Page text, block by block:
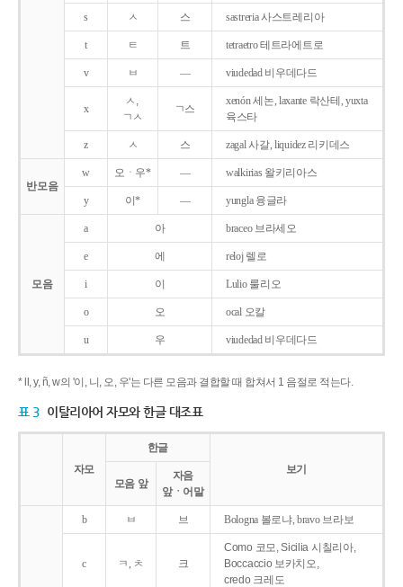
s ㅅ 스 sastreria 사스트레리아
t ㅌ 트 tetraetro 테트라에트로
v ㅂ ― viudedad 비우데다드
x
ㅅ,
ㄱㅅ
ㄱ스
xenón 세논, laxante 락산테, yuxta
육스타
z ㅅ 스 zagal 사갈, liquidez 리키데스
반모음
w 오ㆍ우* ― walkirias 왈키리아스
y 이* ― yungla 융글라
모음
a 아 braceo 브라세오
e 에 reloj 렐로
i 이 Lulio 룰리오
o 오 ocal 오칼
u 우 viudedad 비우데다드
* ll, y, ñ, w의 '이, 니, 오, 우'는 다른 모음과 결합할 때 합쳐서 1 음절로 적는다.
표 3 이탈리아어 자모와 한글 대조표
자모
한글
보기
모음 앞
자음
앞ㆍ어말
b ㅂ 브 Bologna 볼로냐, bravo 브라보
c ㅋ, ㅊ 크
Como 코모, Sicilia 시칠리아,
Boccaccio 보카치오,
credo 크레도